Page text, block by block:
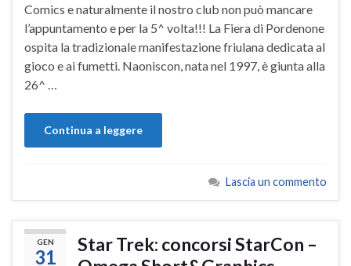
Comics e naturalmente il nostro club non può mancare
l’appuntamento e per la 5^ volta!!! La Fiera di Pordenone
ospita la tradizionale manifestazione friulana dedicata al
gioco e ai fumetti. Naoniscon, nata nel 1997, è giunta alla
26^ …
Continua a leggere
Lascia un commento
GEN
31
Star Trek: concorsi StarCon –